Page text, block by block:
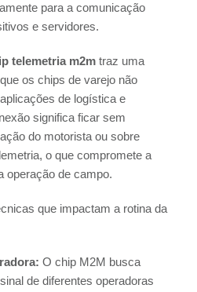
para a comunicação
e servidores.
telemetria m2m traz uma
os chips de varejo não
de logística e
significa ficar sem
do motorista ou sobre
o que compromete a
operação de campo.
que impactam a rotina da
O chip M2M busca
de diferentes operadoras